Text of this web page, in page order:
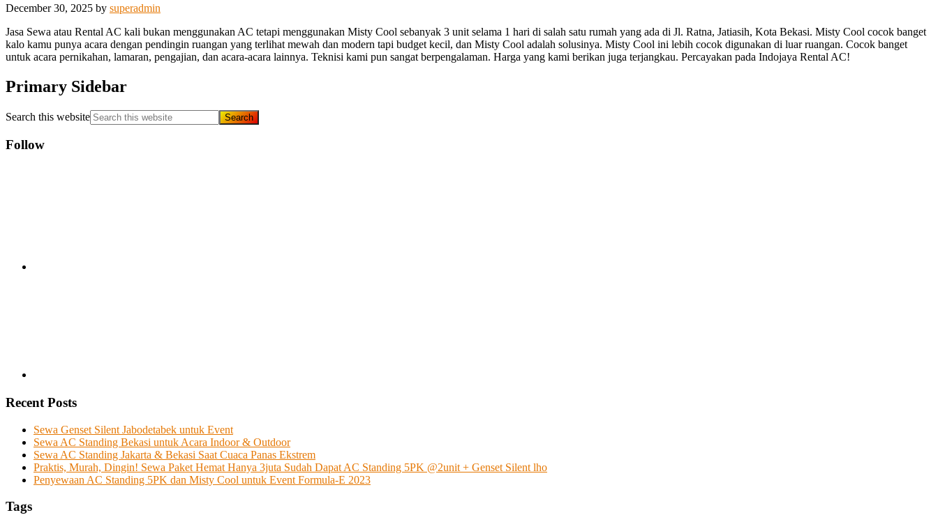
December 30, 2025 by superadmin
Jasa Sewa atau Rental AC kali bukan menggunakan AC tetapi menggunakan Misty Cool sebanyak 3 unit selama 1 hari di salah satu rumah yang ada di Jl. Ratna, Jatiasih, Kota Bekasi. Misty Cool cocok banget
kalo kamu punya acara dengan pendingin ruangan yang terlihat mewah dan modern tapi budget kecil, dan Misty Cool adalah solusinya. Misty Cool ini lebih cocok digunakan di luar ruangan. Cocok banget
untuk acara pernikahan, lamaran, pengajian, dan acara-acara lainnya. Teknisi kami pun sangat berpengalaman. Harga yang kami berikan juga terjangkau. Percayakan pada Indojaya Rental AC!
Primary Sidebar
Search this website
Follow
Recent Posts
Sewa Genset Silent Jabodetabek untuk Event
Sewa AC Standing Bekasi untuk Acara Indoor & Outdoor
Sewa AC Standing Jakarta & Bekasi Saat Cuaca Panas Ekstrem
Praktis, Murah, Dingin! Sewa Paket Hemat Hanya 3juta Sudah Dapat AC Standing 5PK @2unit + Genset Silent lho
Penyewaan AC Standing 5PK dan Misty Cool untuk Event Formula-E 2023
Tags